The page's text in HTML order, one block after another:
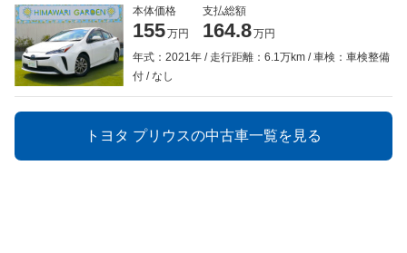
本体価格
155万円
支払総額
164.8万円
年式：2021年
走行距離：6.1万km
車検：車検整備
付
なし
トヨタ プリウスの中古車一覧を見る